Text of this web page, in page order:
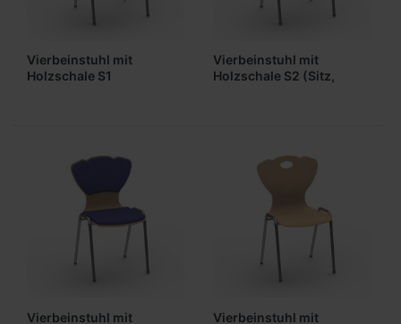
Vierbeinstuhl mit
Holzschale S1
Vierbeinstuhl mit
Holzschale S2 (Sitz,
Vierbeinstuhl mit
Vierbeinstuhl mit